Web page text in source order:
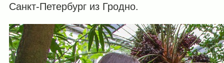
Санкт-Петербург из Гродно.